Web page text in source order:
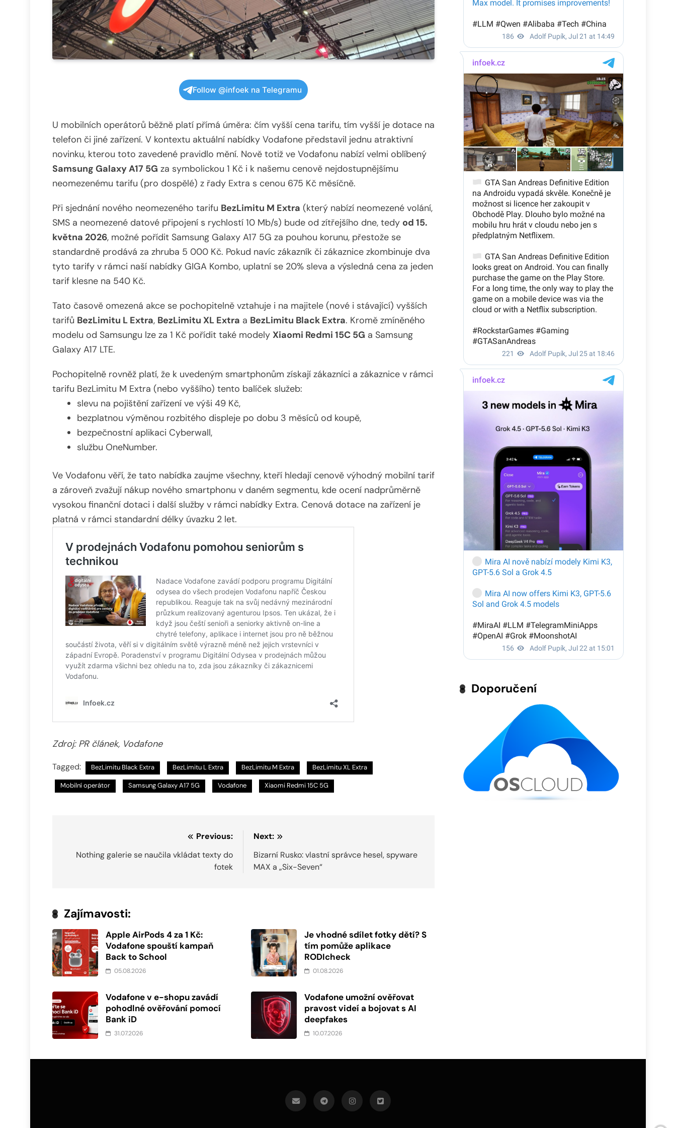
Follow @infoek na Telegramu
U mobilních operátorů běžně platí přímá úměra: čím vyšší cena tarifu, tím vyšší je dotace na
telefon či jiné zařízení. V kontextu aktuální nabídky Vodafone představil jednu atraktivní
novinku, kterou toto zavedené pravidlo mění. Nově totiž ve Vodafonu nabízí velmi oblíbený
Samsung Galaxy A17 5G za symbolickou 1 Kč i k našemu cenově nejdostupnějšímu
neomezenému tarifu (pro dospělé) z řady Extra s cenou 675 Kč měsíčně.
Při sjednání nového neomezeného tarifu BezLimitu M Extra (který nabízí neomezené volání,
SMS a neomezené datové připojení s rychlostí 10 Mb/s) bude od zítřejšího dne, tedy od 15.
května 2026, možné pořídit Samsung Galaxy A17 5G za pouhou korunu, přestože se
standardně prodává za zhruba 5 000 Kč. Pokud navíc zákazník či zákaznice zkombinuje dva
tyto tarify v rámci naší nabídky GIGA Kombo, uplatní se 20% sleva a výsledná cena za jeden
tarif klesne na 540 Kč.
Tato časově omezená akce se pochopitelně vztahuje i na majitele (nové i stávající) vyšších
tarifů BezLimitu L Extra, BezLimitu XL Extra a BezLimitu Black Extra. Kromě zmíněného
modelu od Samsungu lze za 1 Kč pořídit také modely Xiaomi Redmi 15C 5G a Samsung
Galaxy A17 LTE.
Pochopitelně rovněž platí, že k uvedeným smartphonům získají zákazníci a zákaznice v rámci
tarifu BezLimitu M Extra (nebo vyššího) tento balíček služeb:
slevu na pojištění zařízení ve výši 49 Kč,
bezplatnou výměnou rozbitého displeje po dobu 3 měsíců od koupě,
bezpečnostní aplikaci Cyberwall,
službu OneNumber.
Ve Vodafonu věří, že tato nabídka zaujme všechny, kteří hledají cenově výhodný mobilní tarif
a zároveň zvažují nákup nového smartphonu v daném segmentu, kde ocení nadprůměrně
vysokou finanční dotaci i další služby v rámci nabídky Extra. Cenová dotace na zařízení je
platná v rámci standardní délky úvazku 2 let.
Zdroj: PR článek, Vodafone
Tagged: BezLimitu Black Extra BezLimitu L Extra BezLimitu M Extra BezLimitu XL Extra
Mobilní operátor Samsung Galaxy A17 5G Vodafone Xiaomi Redmi 15C 5G
pro
Previous:
Nothing galerie se naučila vkládat texty do
fotek
Next:
Bizarní Rusko: vlastní správce hesel, spyware
MAX a „Six-Seven“
Zajímavosti:
Apple AirPods 4 za 1 Kč:
Vodafone spouští kampaň
Back to School
05.08.2026
Je vhodné sdílet fotky dětí? S
tím pomůže aplikace
RODIcheck
01.08.2026
Vodafone v e-shopu zavádí
pohodlné ověřování pomocí
Bank iD
31.07.2026
Vodafone umožní ověřovat
pravost videí a bojovat s AI
deepfakes
10.07.2026
Doporučení